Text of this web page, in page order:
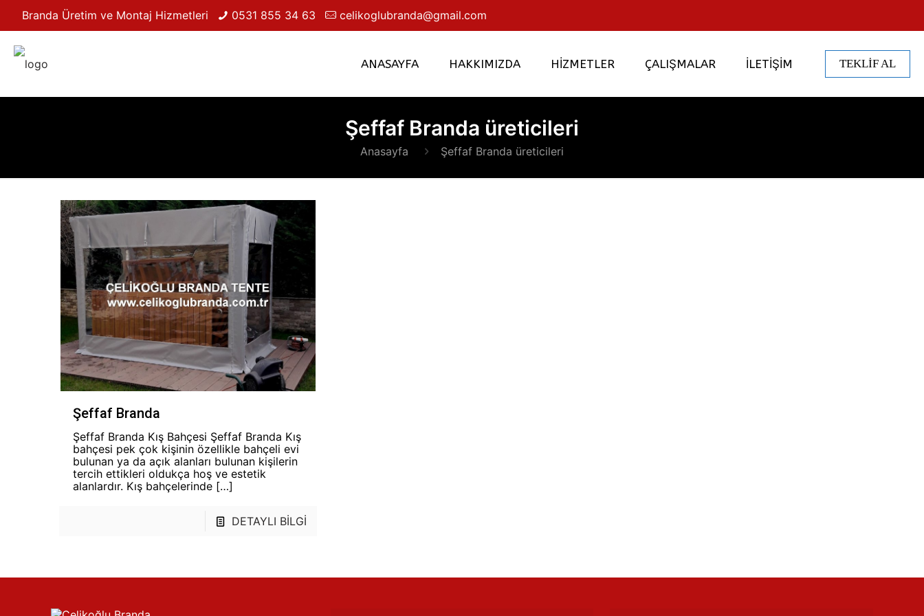
Branda Üretim ve Montaj Hizmetleri 0531 855 34 63 celikoglubranda@gmail.com
ANASAYFA HAKKIMIZDA HİZMETLER ÇALIŞMALAR İLETİŞİM TEKLİF AL
Şeffaf Branda üreticileri
Anasayfa Şeffaf Branda üreticileri
Şeffaf Branda
Şeffaf Branda Kış Bahçesi Şeffaf Branda Kış
bahçesi pek çok kişinin özellikle bahçeli evi
bulunan ya da açık alanları bulunan kişilerin
tercih ettikleri oldukça hoş ve estetik
alanlardır. Kış bahçelerinde[…]
DETAYLI BİLGİ